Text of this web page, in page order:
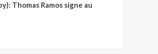
Thomas Ramos signe au